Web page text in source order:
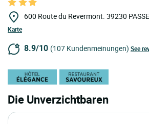
600 Route du Revermont. 39230
Karte
8.9/10 (107 Kundenmeinungen) See
Die Unverzichtbaren